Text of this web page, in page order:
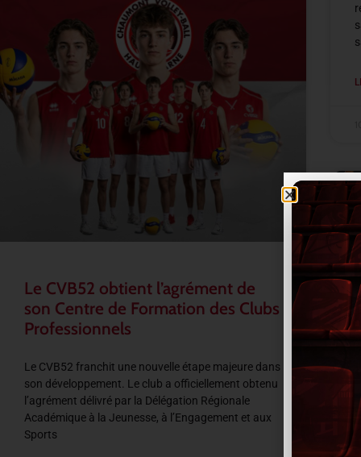
Le CVB52 obtient l’agrément de
son Centre de Formation des Clubs
Professionnels
Le CVB52 franchit une nouvelle étape majeure dans
son développement. Le club a officiellement obtenu
l’agrément délivré par la Délégation Régionale
Académique à la Jeunesse, à l’Engagement et aux
Sports